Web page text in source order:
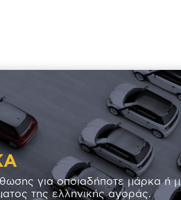
για οποιαδήποτε μάρκα ή
της ελληνικής αγοράς.